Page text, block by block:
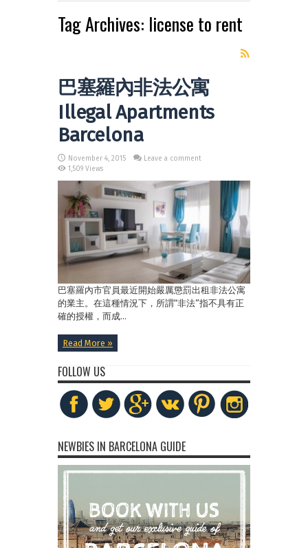
Tag Archives: license to rent
巴塞羅內非法公寓
Illegal Apartments
Barcelona
November 4, 2015
Leave a comment
1,509 Views
巴塞羅內市官員最近開始嚴厲懲罰出租非法公寓
的業主。在這種情況下，所謂“非法”指不具有正
確的授權，而成...
Read More »
FOLLOW US
NEWBIES IN BARCELONA GUIDE